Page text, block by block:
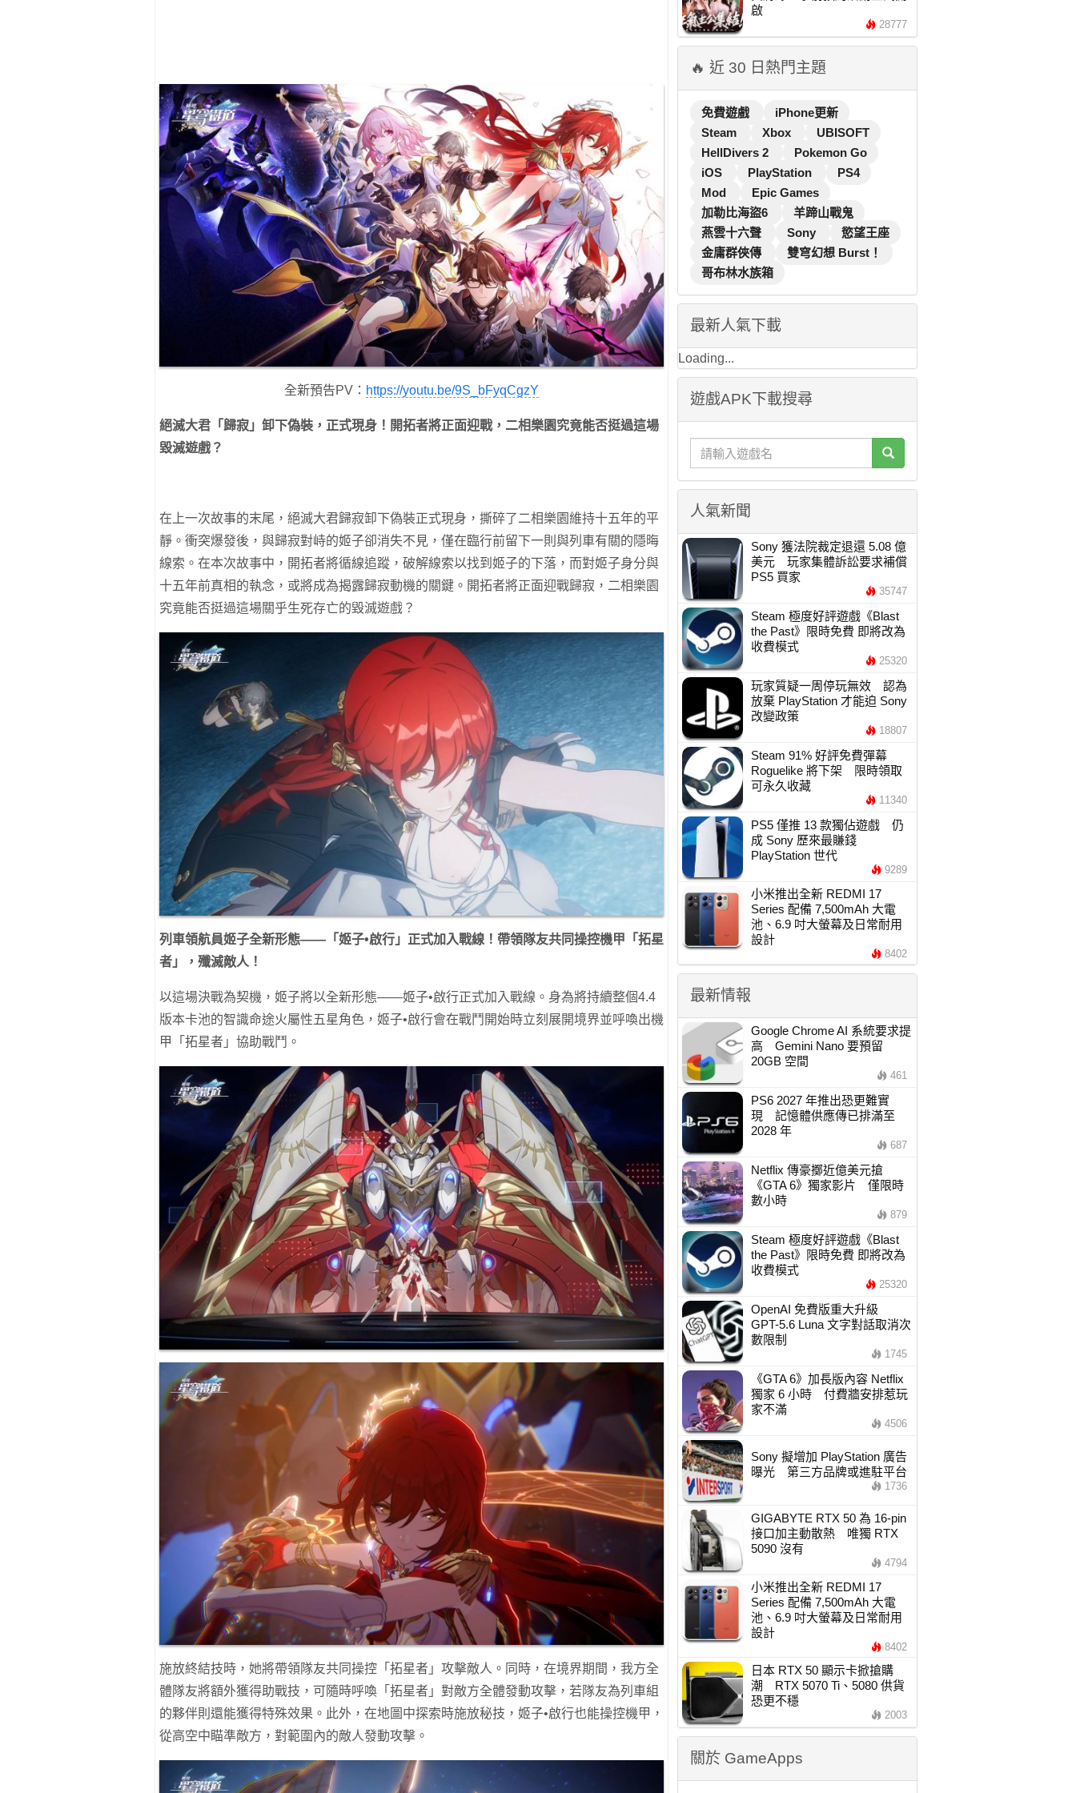
全新預告PV： https://youtu.be/9S_bFyqCgzY
絕滅大君「歸寂」卸下偽裝，正式現身！開拓者將正面迎戰，二相樂園究竟能否挺過這場
毀滅遊戲？
在上一次故事的末尾，絕滅大君歸寂卸下偽裝正式現身，撕碎了二相樂園維持十五年的平
靜。衝突爆發後，與歸寂對峙的姬子卻消失不見，僅在臨行前留下一則與列車有關的隱晦
線索。在本次故事中，開拓者將循線追蹤，破解線索以找到姬子的下落，而對姬子身分與
十五年前真相的執念，或將成為揭露歸寂動機的關鍵。開拓者將正面迎戰歸寂，二相樂園
究竟能否挺過這場關乎生死存亡的毀滅遊戲？
列車領航員姬子全新形態—— 「姬子•啟行」正式加入戰線！帶領隊友共同操控機甲「拓星
者」，殲滅敵人！
以這場決戰為契機，姬子將以全新形態——姬子•啟行正式加入戰線。身為將持續整個4.4
版本卡池的智識命途火屬性五星角色，姬子•啟行會在戰鬥開始時立刻展開境界並呼喚出機
甲「拓星者」協助戰鬥。
施放終結技時，她將帶領隊友共同操控「拓星者」攻擊敵人。同時，在境界期間，我方全
體隊友將額外獲得助戰技，可隨時呼喚「拓星者」對敵方全體發動攻擊，若隊友為列車組
的夥伴則還能獲得特殊效果。此外，在地圖中探索時施放秘技，姬子•啟行也能操控機甲，
從高空中瞄準敵方，對範圍內的敵人發動攻擊。
啟
28777
🔥 近 30 日熱門主題
免費遊戲
iPhone更新
Steam
Xbox
UBISOFT
HellDivers 2
Pokemon Go
iOS
PlayStation
PS4
Mod
Epic Games
加勒比海盜6
羊蹄山戰鬼
燕雲十六聲
Sony
慾望王座
金庸群俠傳
雙穹幻想 Burst！
哥布林水族箱
最新人氣下載
Loading...
遊戲APK下載搜尋
人氣新聞
Sony 獲法院裁定退還 5.08 億
美元 玩家集體訴訟要求補償
PS5 買家
35747
Steam 極度好評遊戲《Blast
the Past》限時免費 即將改為
收費模式
25320
玩家質疑一周停玩無效 認為
放棄 PlayStation 才能迫 Sony
改變政策
18807
Steam 91% 好評免費彈幕
Roguelike 將下架 限時領取
可永久收藏
11340
PS5 僅推 13 款獨佔遊戲 仍
成 Sony 歷來最賺錢
PlayStation 世代
9289
小米推出全新 REDMI 17
Series 配備 7,500mAh 大電
池、6.9 吋大螢幕及日常耐用
設計
8402
最新情報
Google Chrome AI 系統要求提
高 Gemini Nano 要預留
20GB 空間
461
PS6 2027 年推出恐更難實
現 記憶體供應傳已排滿至
2028 年
687
Netflix 傳豪擲近億美元搶
《GTA 6》獨家影片 僅限時
數小時
879
Steam 極度好評遊戲《Blast
the Past》限時免費 即將改為
收費模式
25320
OpenAI 免費版重大升級
GPT-5.6 Luna 文字對話取消次
數限制
1745
《GTA 6》加長版內容 Netflix
獨家 6 小時 付費牆安排惹玩
家不滿
4506
Sony 擬增加 PlayStation 廣告
曝光 第三方品牌或進駐平台
1736
GIGABYTE RTX 50 為 16-pin
接口加主動散熱 唯獨 RTX
5090 沒有
4794
小米推出全新 REDMI 17
Series 配備 7,500mAh 大電
池、6.9 吋大螢幕及日常耐用
設計
8402
日本 RTX 50 顯示卡掀搶購
潮 RTX 5070 Ti、5080 供貨
恐更不穩
2003
關於 GameApps